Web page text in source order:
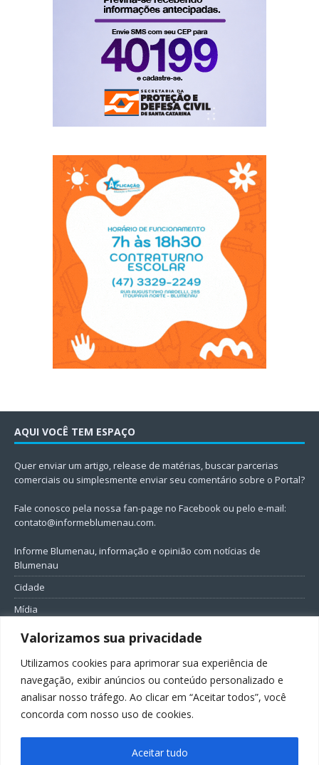
Valorizamos sua privacidade
Utilizamos cookies para aprimorar sua experiência de
navegação, exibir anúncios ou conteúdo personalizado e
analisar nosso tráfego. Ao clicar em “Aceitar todos”, você
concorda com nosso uso de cookies.
Aceitar tudo
AQUI VOCÊ TEM ESPAÇO
Quer enviar um artigo, release de matérias, buscar parcerias
comerciais ou simplesmente enviar seu comentário sobre o Portal?
Fale conosco pela nossa fan-page no Facebook ou pelo e-mail:
contato@informeblumenau.com.
Informe Blumenau, informação e opinião com notícias de
Blumenau
Cidade
Mídia
Entretenimento
Política
FIQUE CONECTADO